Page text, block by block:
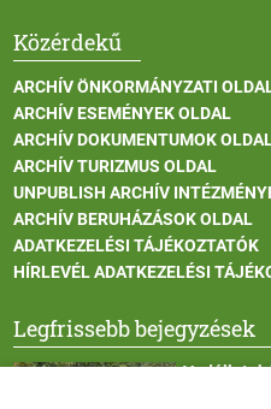
Közérdekű
ARCHÍV ÖNKORMÁNYZATI
ARCHÍV ESEMÉNYEK OLDAL
ARCHÍV DOKUMENTUMOK
ARCHÍV TURIZMUS OLDAL
UNPUBLISH ARCHÍV
ARCHÍV BERUHÁZÁSOK OLDAL
ADATKEZELÉSI TÁJÉKOZTATÓK
HÍRLEVÉL ADATKEZELÉSI
Legfrissebb bejegyzések
Vadállatok